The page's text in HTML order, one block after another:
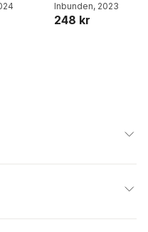
Inbunden, 2023
248 kr